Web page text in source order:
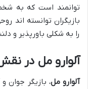
توانمند است که به
بازیگران توانسته اند
را به شکلی باورپذیر و
آلوارو مل در
آلوارو مل، بازیگر جوان